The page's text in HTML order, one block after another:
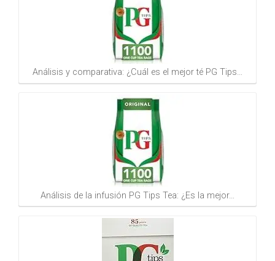
Análisis y comparativa: ¿Cuál es el mejor té PG Tips…
Análisis de la infusión PG Tips Tea: ¿Es la mejor…